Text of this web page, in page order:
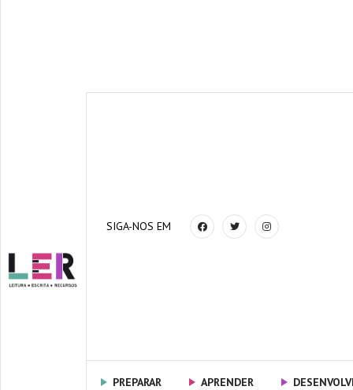
PREPARAR APRENDER
SIGA-NOS EM